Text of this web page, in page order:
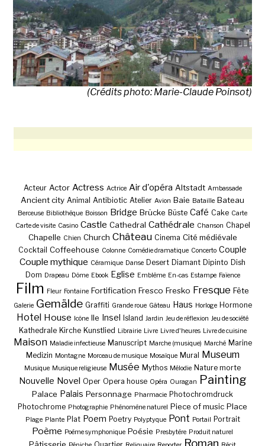
(Crédits photo: Marie-Claude Poinsot)
Acteur Actor Actress Actrice Air d'opéra Altstadt Ambassade
Ancient city Animal Antibiotic Atelier Avion Baie Bataille Bateau
Berceuse Bibliothèque Boisson Bridge Brücke Büste Café Cake Carte
Carte de visite Casino Castle Cathedral Cathédrale Chanson Chapel
Chapelle Chien Church Château Cinema Cité médiévale
Cocktail Coffeehouse Colonne Comédie dramatique Concerto Couple
Couple mythique Céramique Danse Desert Diamant Dipinto Dish
Dom Drapeau Dôme Ebook Eglise Emblème En-cas Estampe Faïence
Film Fleur Fontaine Fortification Fresco Fresko Fresque Fête
Galerie Gemälde Graffiti Grande roue Gâteau Haus Horloge Hormone
Hotel House Icône Ile Insel Island Jardin Jeu de réflexion Jeu de société
Kathedrale Kirche Kunstlied Librairie Livre Livre d'heures Livre de cuisine
Maison Maladie infectieuse Manuscript Marche (musique) Marché Marine
Medizin Montagne Morceau de musique Mosaïque Mural Museum
Musique Musique religieuse Musée Mythos Mélodie Nature morte
Nouvelle Novel Oper Opera house Opéra Ouragan Painting
Palace Palais Personnage Pharmacie Photochromdruck
Photochrome Photographie Phénomène naturel Piece of music Place
Plage Plante Plat Poem Poetry Polyptyque Pont Portail Portrait
Poème Poème symphonique Poésie Presbytère Produit naturel